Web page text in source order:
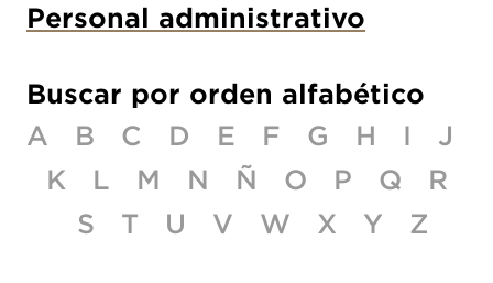
Personal administrativo
Buscar por orden alfabético
A
B C D E F G H I
J
K
L M N Ñ O P Q
R
S
T U V W X Y Z